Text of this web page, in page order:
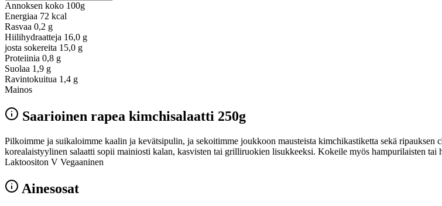
Annoksen koko 100g
Energiaa 72 kcal
Rasvaa 0,2 g
Hiilihydraatteja 16,0 g
josta sokereita 15,0 g
Proteiinia 0,8 g
Suolaa 1,9 g
Ravintokuitua 1,4 g
Mainos
Saarioinen rapea kimchisalaatti 250g
Pilkoimme ja suikaloimme kaalin ja kevätsipulin, ja sekoitimme joukkoon mausteista kimchikastiketta sekä ripauksen
korealaistyylinen salaatti sopii mainiosti kalan, kasvisten tai grilliruokien lisukkeeksi. Kokeile myös hampurilaisten
Laktoositon V Vegaaninen
Ainesosat